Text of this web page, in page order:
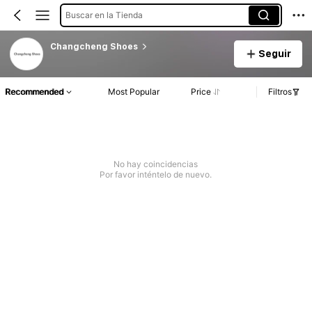
Buscar en la Tienda
Changcheng Shoes
Seguir
Recommended Most Popular Price Filtros
No hay coincidencias
Por favor inténtelo de nuevo.